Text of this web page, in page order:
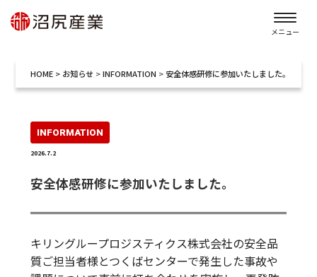
メニュー
HOME> お知らせ >INFORMATION > 安全体感研修に参加いたしました。
INFORMATION
2026.7.2
安全体感研修に参加いたしました。
キリングループロジスティクス株式会社の安全品
質ご担当者様とつくばセンターで発生した事故や